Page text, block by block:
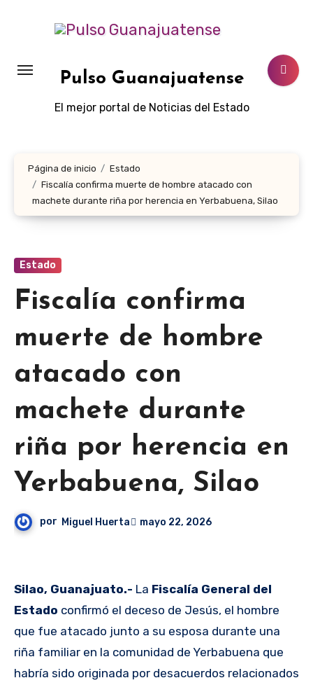
Pulso Guanajuatense
El mejor portal de Noticias del Estado
Página de inicio
Estado
Fiscalía confirma muerte de hombre atacado con
machete durante riña por herencia en Yerbabuena, Silao
Estado
Fiscalía confirma
muerte de hombre
atacado con
machete durante
riña por herencia en
Yerbabuena, Silao
por Miguel Huerta mayo 22, 2026
Silao, Guanajuato.- La Fiscalía General del
Estado confirmó el deceso de Jesús, el hombre
que fue atacado junto a su esposa durante una
riña familiar en la comunidad de Yerbabuena que
habría sido originada por desacuerdos relacionados